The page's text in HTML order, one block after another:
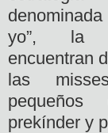
yo”, la
encuentran
las
pequeños
prekínder y